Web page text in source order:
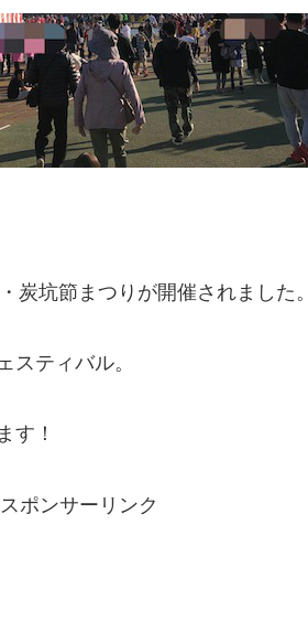
炭坑節まつりが開催されました。
スティバル。
す！
スポンサーリンク